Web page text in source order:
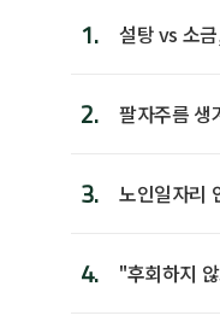
1. 설탕 vs 소
2. 팔자주름 생
3.
노인일자리
4.
"후회하지